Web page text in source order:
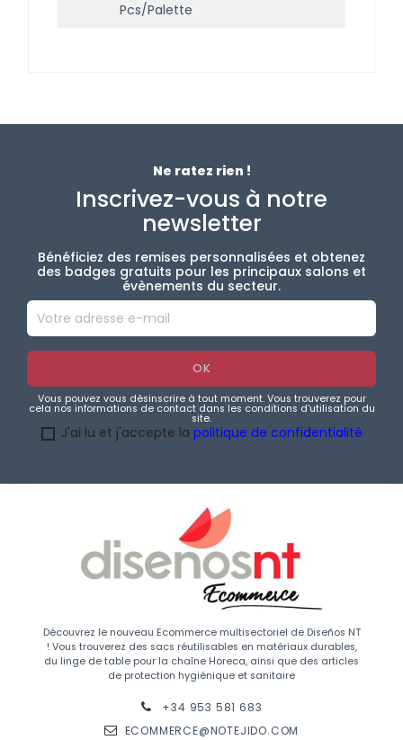
Pcs/palette
Ne ratez rien !
Inscrivez-vous à notre
newsletter
Bénéficiez des remises personnalisées et obtenez
des badges gratuits pour les principaux salons et
évènements du secteur.
Vous pouvez vous désinscrire à tout moment. Vous trouverez pour
cela nos informations de contact dans les conditions d'utilisation du
site.
J'ai lu et j'accepte la politique de confidentialité
Découvrez le nouveau Ecommerce multisectoriel de Diseños NT
! Vous trouverez des sacs réutilisables en matériaux durables,
du linge de table pour la chaîne Horeca, ainsi que des articles
de protection hygiénique et sanitaire
+34 953 581 683
ECOMMERCE@NOTEJIDO.COM